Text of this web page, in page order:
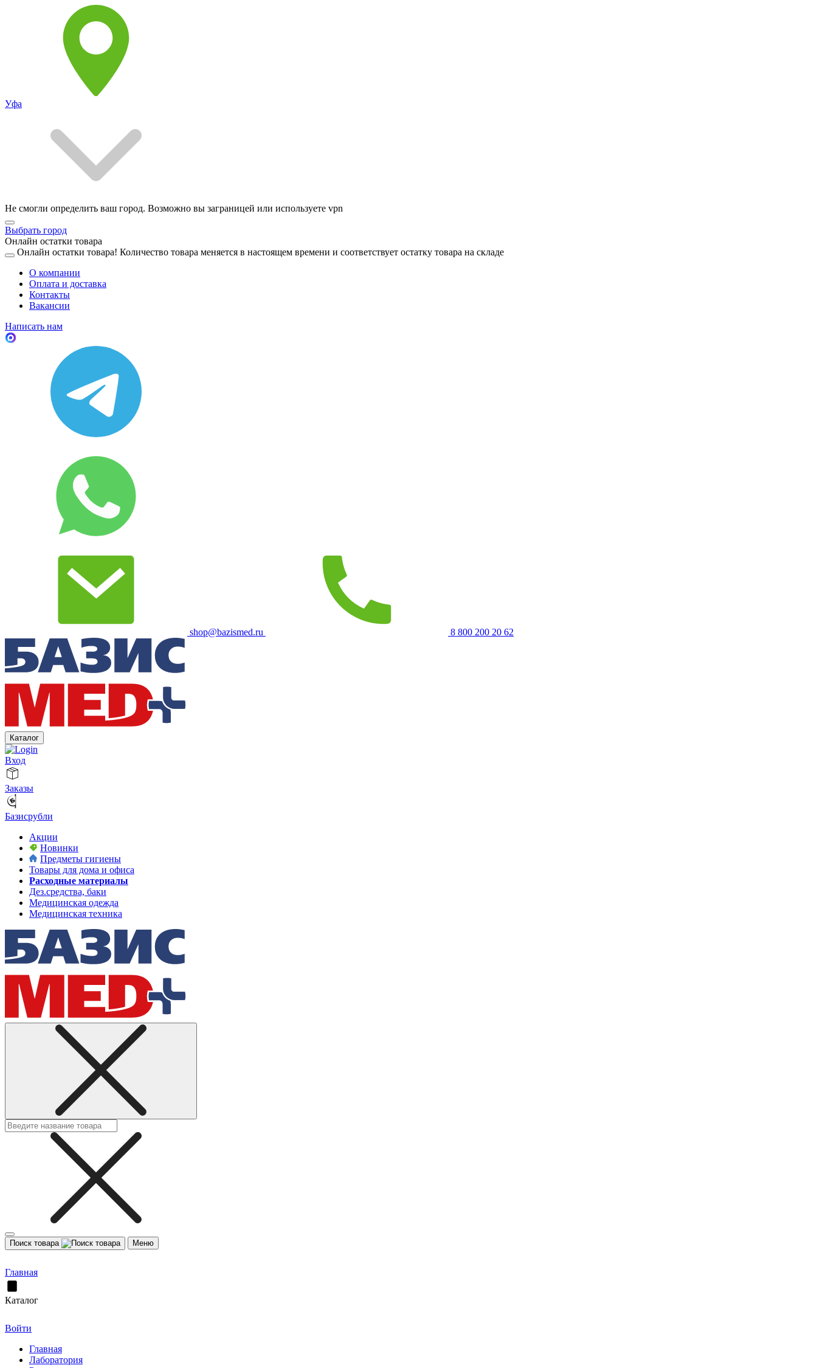
Уфа
Не смогли определить ваш город. Возможно вы заграницей или используете vpn
Выбрать город
Онлайн остатки товара
Онлайн остатки товара! Количество товара меняется в настоящем времени и соответствует остатку товара на складе
О компании
Оплата и доставка
Контакты
Вакансии
Написать нам
shop@bazismed.ru 8 800 200 20 62
Каталог
Вход
Заказы
Базисрубли
Акции
Новинки
Предметы гигиены
Товары для дома и офиса
Расходные материалы
Дез.средства, баки
Медицинская одежда
Медицинская техника
Поиск товара Меню
Главная
Каталог
Войти
Главная
Лаборатория